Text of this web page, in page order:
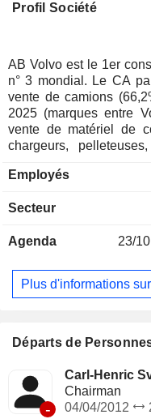
Profil Société
AB Volvo est le 1er
n° 3 mondial. Le CA
vente de camions
2025 (marques entre
vente de matériel de
chargeurs,
; - vente de bus et de châssis (5,1%) : 2e fabricant mondial
moteurs marins et
industrielles (unités
géographique du CA
Amérique du Nord
Employés
Secteur
Agenda 23/10
Plus d'informations
Départs de
-
Carl-Henric
Chairman
04/04/2012